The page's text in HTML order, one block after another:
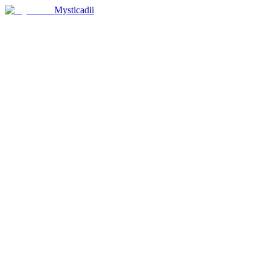
Mysticadii